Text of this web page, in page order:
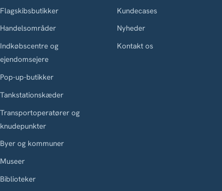
Flagskibsbutikker
Handelsområder
Indkøbscentre og
ejendomsejere
Pop-up-butikker
Tankstationskæder
Transportoperatører og
knudepunkter
Byer og kommuner
Museer
Biblioteker
Kundecases
Nyheder
Kontakt os